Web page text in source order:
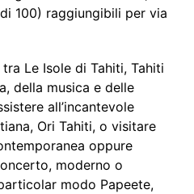
100) raggiungibili per via
Le Isole di Tahiti, Tahiti
della musica e delle
all’incantevole
Ori Tahiti, o visitare
oppure
moderno o
modo Papeete,